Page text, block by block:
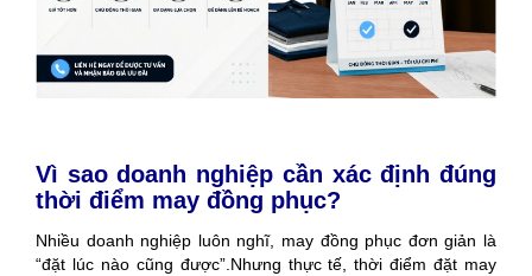
Vì sao doanh nghiệp cần xác định đúng
thời điểm may đồng phục?
Nhiều doanh nghiệp luôn nghĩ, may đồng phục đơn giản là
“đặt lúc nào cũng được”.Nhưng thực tế, thời điểm đặt may